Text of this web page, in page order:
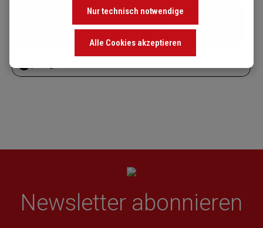
Newsletter abonnieren
Nur technisch notwendige
Alle Cookies akzeptieren